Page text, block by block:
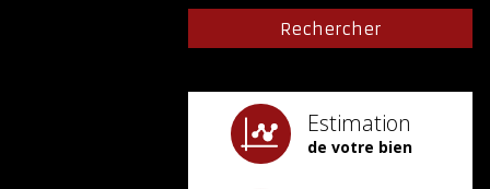
Estimation
de votre bien